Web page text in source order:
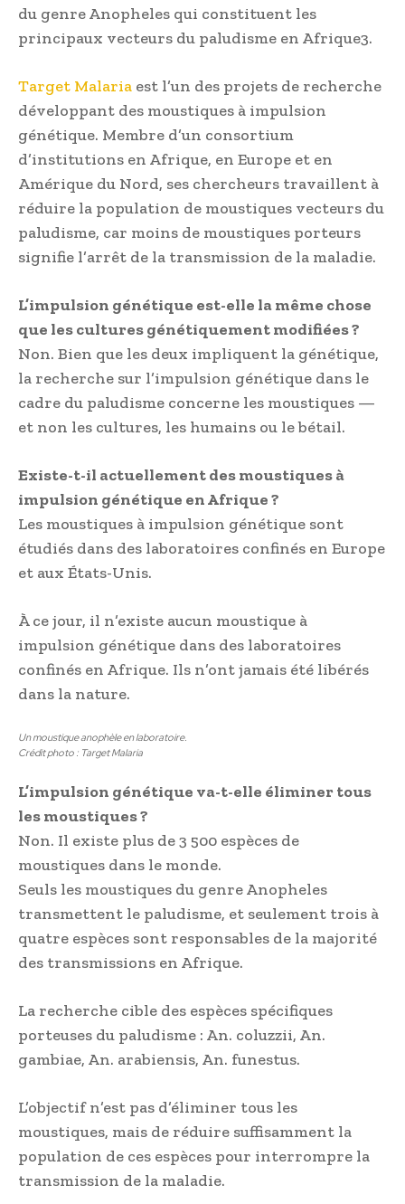
du genre Anopheles qui constituent les
principaux vecteurs du paludisme en Afrique3.
Target Malaria est l’un des projets de recherche
développant des moustiques à impulsion
génétique. Membre d’un consortium
d’institutions en Afrique, en Europe et en
Amérique du Nord, ses chercheurs travaillent à
réduire la population de moustiques vecteurs du
paludisme, car moins de moustiques porteurs
signifie l’arrêt de la transmission de la maladie.
L’impulsion génétique est-elle la même chose
que les cultures génétiquement modifiées ?
Non. Bien que les deux impliquent la génétique,
la recherche sur l’impulsion génétique dans le
cadre du paludisme concerne les moustiques —
et non les cultures, les humains ou le bétail.
Existe-t-il actuellement des moustiques à
impulsion génétique en Afrique ?
Les moustiques à impulsion génétique sont
étudiés dans des laboratoires confinés en Europe
et aux États-Unis.
À ce jour, il n’existe aucun moustique à
impulsion génétique dans des laboratoires
confinés en Afrique. Ils n’ont jamais été libérés
dans la nature.
Un moustique anophèle en laboratoire.
Crédit photo : Target Malaria
L’impulsion génétique va-t-elle éliminer tous
les moustiques ?
Non. Il existe plus de 3 500 espèces de
moustiques dans le monde.
Seuls les moustiques du genre Anopheles
transmettent le paludisme, et seulement trois à
quatre espèces sont responsables de la majorité
des transmissions en Afrique.
La recherche cible des espèces spécifiques
porteuses du paludisme : An. coluzzii, An.
gambiae, An. arabiensis, An. funestus.
L’objectif n’est pas d’éliminer tous les
moustiques, mais de réduire suffisamment la
population de ces espèces pour interrompre la
transmission de la maladie.